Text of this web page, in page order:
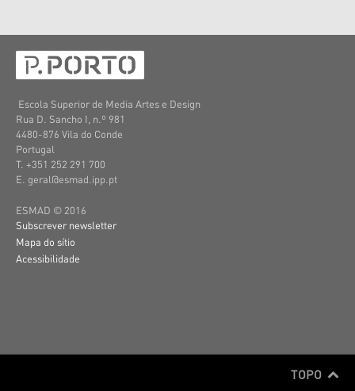
Escola Superior de Media Artes e Design
Rua D. Sancho I, n.º 981
4480-876 Vila do Conde
Portugal
T. +351 252 291 700
E. geral@esmad.ipp.pt
ESMAD © 2016
Subscrever newsletter
Mapa do sítio
Acessibilidade
TOPO